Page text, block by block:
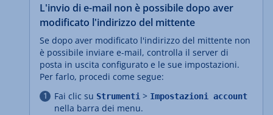
L'invio di e-mail non è possibile dopo aver
modificato l'indirizzo del mittente
Se dopo aver modificato l'indirizzo del mittente non
è possibile inviare e-mail, controlla il server di
posta in uscita configurato e le sue impostazioni.
Per farlo, procedi come segue:
Fai clic su Strumenti > Impostazioni account
nella barra dei menu.